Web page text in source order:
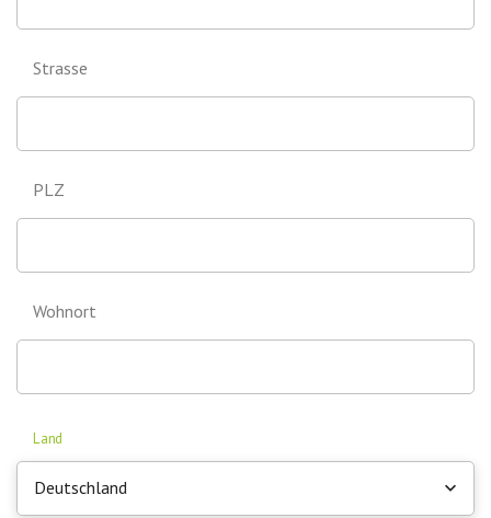
Strasse
PLZ
Wohnort
Land
Deutschland